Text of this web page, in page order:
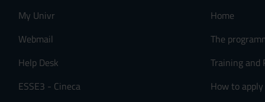
My Univr
Webmail
Help Desk
ESSE3 - Cineca
Home
The
Training and
How to apply